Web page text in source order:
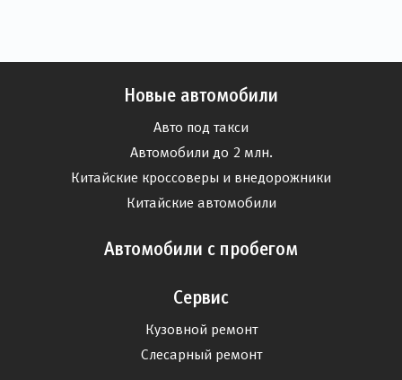
Новые автомобили
Авто под такси
Автомобили до 2 млн.
Китайские кроссоверы и внедорожники
Китайские автомобили
Автомобили с пробегом
Сервис
Кузовной ремонт
Слесарный ремонт